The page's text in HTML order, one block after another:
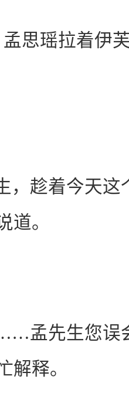
瑶拉着伊芙
趁着今天这
道。
先生您误会
解释。